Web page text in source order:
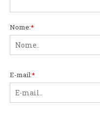
Nome:*
E-mail:*